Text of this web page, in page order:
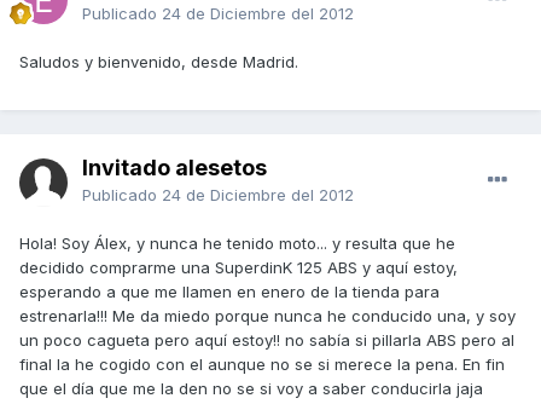
Publicado 24 de Diciembre del 2012
Saludos y bienvenido, desde Madrid.
Invitado alesetos
Publicado 24 de Diciembre del 2012
Hola! Soy Álex, y nunca he tenido moto... y resulta que he
decidido comprarme una SuperdinK 125 ABS y aquí estoy,
esperando a que me llamen en enero de la tienda para
estrenarla!!! Me da miedo porque nunca he conducido una, y soy
un poco cagueta pero aquí estoy!! no sabía si pillarla ABS pero al
final la he cogido con el aunque no se si merece la pena. En fin
que el día que me la den no se si voy a saber conducirla jaja